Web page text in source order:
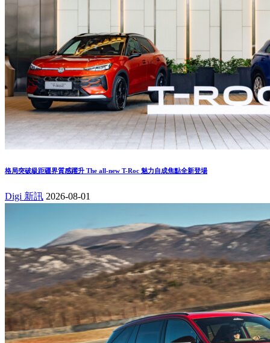
格局突破級距疆界質感躍升 The all-new T-Roc 魅力自成焦點全新登場
Digi 新訊 2026-08-01